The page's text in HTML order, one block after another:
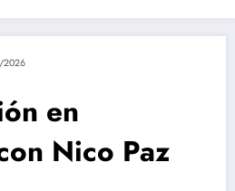
2026
en
Nico Paz